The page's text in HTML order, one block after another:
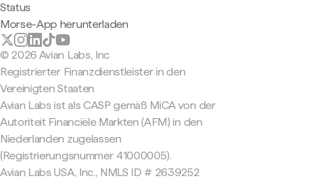
Status
Morse-App herunterladen
© 2026 Avian Labs, Inc
Registrierter Finanzdienstleister in den
Vereinigten Staaten
Avian Labs ist als CASP gemäß MiCA von der
Autoriteit Financiële Markten (AFM) in den
Niederlanden zugelassen
(Registrierungsnummer 41000005).
Avian Labs USA, Inc., NMLS ID # 2639252